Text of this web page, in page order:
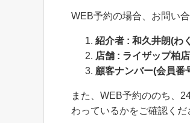
WEB予約の場合、お問い
紹介者 : 和久井朗(わ
店舗 : ライザップ柏店
顧客ナンバー(会員番
また、WEB予約ののち、
わっているかをご確認くだ